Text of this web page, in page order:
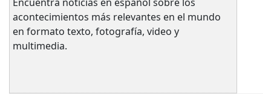
acontecimientos más relevantes en el mundo
en formato texto, fotografía, video y
multimedia.